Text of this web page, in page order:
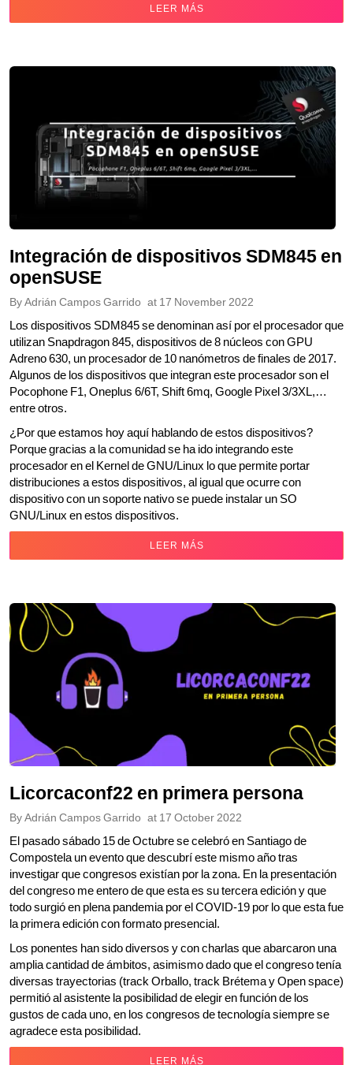
LEER MÁS
Integración de dispositivos SDM845 en
openSUSE
ByAdrián Campos Garrido at17 November 2022
Los dispositivos SDM845 se denominan así por el procesador que
utilizan Snapdragon 845, dispositivos de 8 núcleos con GPU
Adreno 630, un procesador de 10 nanómetros de finales de 2017.
Algunos de los dispositivos que integran este procesador son el
Pocophone F1, Oneplus 6/6T, Shift 6mq, Google Pixel 3/3XL,…
entre otros.
¿Por que estamos hoy aquí hablando de estos dispositivos?
Porque gracias a la comunidad se ha ido integrando este
procesador en el Kernel de GNU/Linux lo que permite portar
distribuciones a estos dispositivos, al igual que ocurre con
dispositivo con un soporte nativo se puede instalar un SO
GNU/Linux en estos dispositivos.
LEER MÁS
Licorcaconf22 en primera persona
ByAdrián Campos Garrido at17 October 2022
El pasado sábado 15 de Octubre se celebró en Santiago de
Compostela un evento que descubrí este mismo año tras
investigar que congresos existían por la zona. En la presentación
del congreso me entero de que esta es su tercera edición y que
todo surgió en plena pandemia por el COVID-19 por lo que esta fue
la primera edición con formato presencial.
Los ponentes han sido diversos y con charlas que abarcaron una
amplia cantidad de ámbitos, asimismo dado que el congreso tenía
diversas trayectorias (track Orballo, track Brétema y Open space)
permitió al asistente la posibilidad de elegir en función de los
gustos de cada uno, en los congresos de tecnología siempre se
agradece esta posibilidad.
LEER MÁS